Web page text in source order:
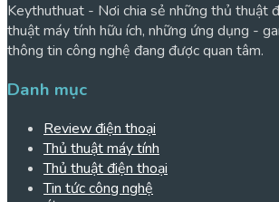
Keythuthuat - Nơi chia sẻ những thủ thuật
thuật máy tính hữu ích, những ứng dụng -
thông tin công nghệ đang được quan tâm.
Danh mục
Review điện thoại
Thủ thuật máy tính
Thủ thuật điện thoại
Tin tức công nghệ